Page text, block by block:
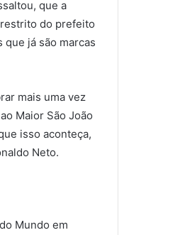
que a
do prefeito
já são marcas
mais uma vez
Maior São João
isso aconteça,
Neto.
Mundo em